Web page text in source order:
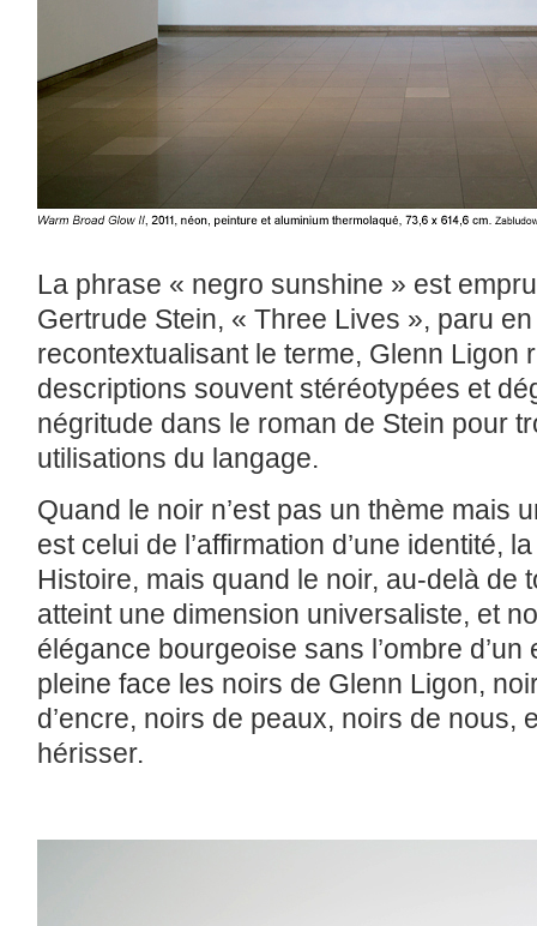
La phrase « negro sunshine » est
Gertrude Stein, « Three Lives », paru
recontextualisant le terme, Glenn Ligon
descriptions souvent stéréotypées et
négritude dans le roman de Stein pour
utilisations du langage.
Quand le noir n’est pas un thème mais
est celui de l’affirmation d’une identité,
Histoire, mais quand le noir, au-delà de
atteint une dimension universaliste, et
élégance bourgeoise sans l’ombre
pleine face les noirs de Glenn Ligon,
d’encre, noirs de peaux, noirs de nous,
hérisser.